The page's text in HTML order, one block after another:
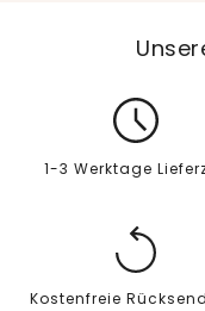
1-3 Werktage
Kostenfreie